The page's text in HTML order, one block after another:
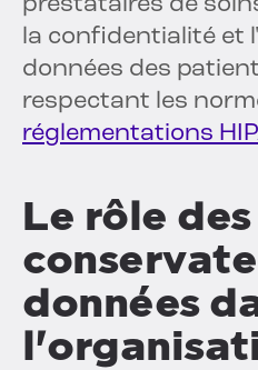
la confidentialité et
données des
respectant les
réglementations
Le rôle des
données